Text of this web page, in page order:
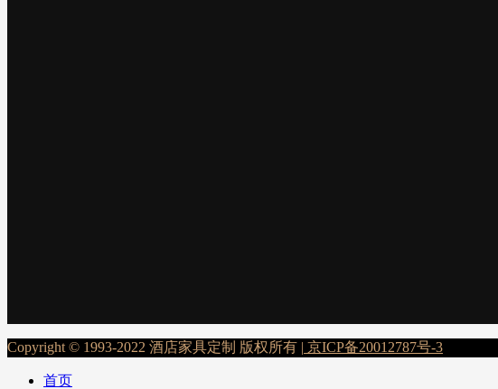
Copyright © 1993-2022 酒店家具定制 版权所有 | 京ICP备20012787号-3
首页